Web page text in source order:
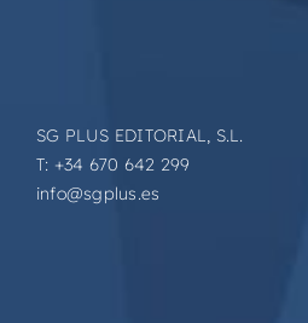
SG PLUS EDITORIAL, S.L.
T: +34 670 642 299
info@sgplus.es